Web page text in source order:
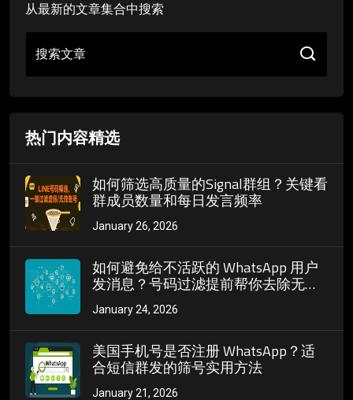
从最新的文章集合中搜索
搜索文章
热门内容精选
如何筛选高质量的Signal群组？关键看
群成员数量和每日发言频率
January 26, 2026
如何避免给不活跃的 WhatsApp 用户
发消息？号码过滤提前帮你去除无效
号码
January 24, 2026
美国手机号是否注册 WhatsApp？适
合短信群发的筛号实用方法
January 21, 2026